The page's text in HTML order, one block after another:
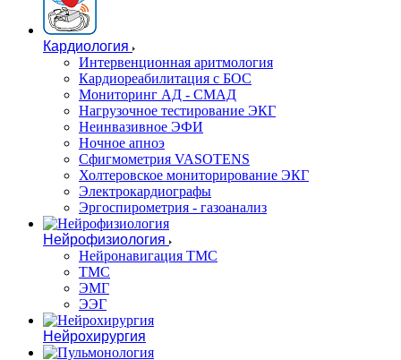
Кардиология
Интервенционная аритмология
Кардиореабилитация с БОС
Мониторинг АД - СМАД
Нагрузочное тестирование ЭКГ
Неинвазивное ЭФИ
Ночное апноэ
Сфигмометрия VASOTENS
Холтеровское мониторирование ЭКГ
Электрокардиографы
Эргоспирометрия - газоанализ
Нейрофизиология
Нейронавигация ТМС
ТМС
ЭМГ
ЭЭГ
Нейрохирургия